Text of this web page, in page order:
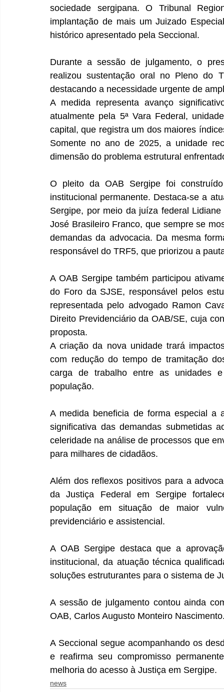
sociedade sergipana. O Tribunal
implantação de mais um Juizado
histórico apresentado pela Seccional.
Durante a sessão de julgamento, o
realizou sustentação oral no Pleno do
destacando a necessidade urgente de
A medida representa avanço
atualmente pela 5ª Vara Federal,
capital, que registra um dos maiores
Somente no ano de 2025, a unidade
dimensão do problema estrutural
O pleito da OAB Sergipe foi
institucional permanente. Destaca-se a
Sergipe, por meio da juíza federal
José Brasileiro Franco, que sempre se
demandas da advocacia. Da mesma
responsável do TRF5, que priorizou a
A OAB Sergipe também participou
do Foro da SJSE, responsável pelos
representada pelo advogado Ramon
Direito Previdenciário da OAB/SE, cuja
proposta.
A criação da nova unidade trará
com redução do tempo de tramitação
carga de trabalho entre as unidades
população.
A medida beneficia de forma especial a
significativa das demandas submetidas
celeridade na análise de processos que
para milhares de cidadãos.
Além dos reflexos positivos para a
da Justiça Federal em Sergipe
população em situação de maior
previdenciário e assistencial.
A OAB Sergipe destaca que a
institucional, da atuação técnica
soluções estruturantes para o sistema de
A sessão de julgamento contou ainda
OAB, Carlos Augusto Monteiro
A Seccional segue acompanhando os
e reafirma seu compromisso
melhoria do acesso à Justiça em Sergipe.
news